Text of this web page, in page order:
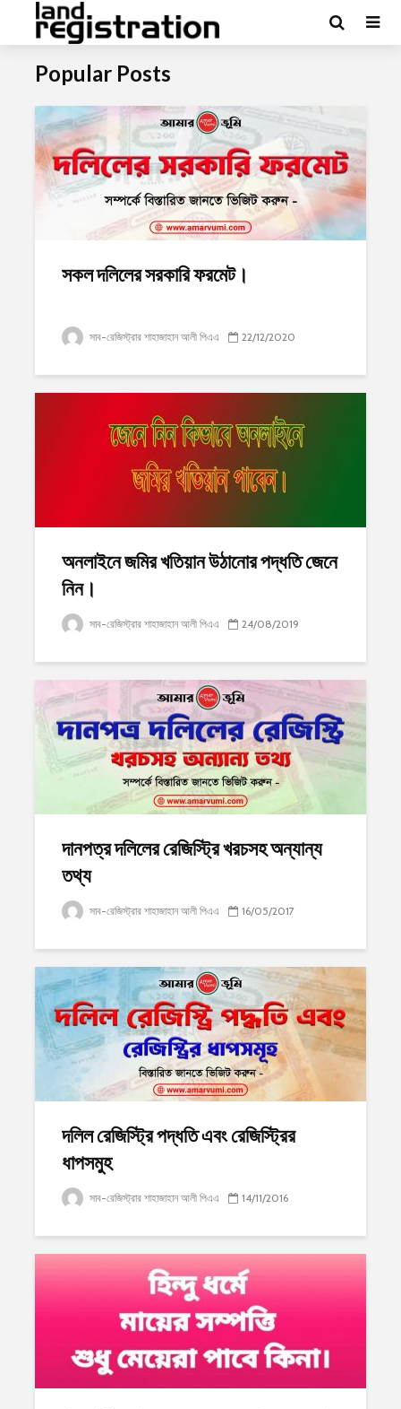
Popular Posts
সকল দলিলের সরকারি ফরমেট।
সাব-রেজিস্ট্রার শাহাজাহান আলী পিএএ 22/12/2020
অনলাইনে জমির খতিয়ান উঠানোর পদ্ধতি জেনে
নিন।
সাব-রেজিস্ট্রার শাহাজাহান আলী পিএএ 24/08/2019
দানপত্র দলিলের রেজিস্ট্রি খরচসহ অন্যান্য
তথ্য
সাব-রেজিস্ট্রার শাহাজাহান আলী পিএএ 16/05/2017
দলিল রেজিস্ট্রি পদ্ধতি এবং রেজিস্ট্রির
ধাপসমুহ
সাব-রেজিস্ট্রার শাহাজাহান আলী পিএএ 14/11/2016